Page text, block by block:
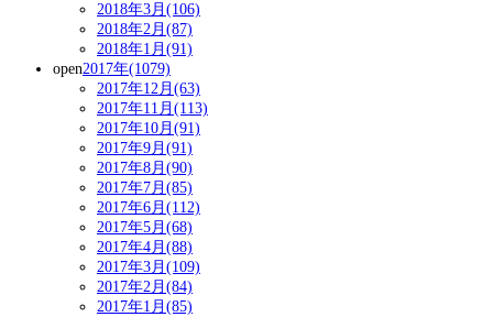
2018年3月(106)
2018年2月(87)
2018年1月(91)
open2017年(1079)
2017年12月(63)
2017年11月(113)
2017年10月(91)
2017年9月(91)
2017年8月(90)
2017年7月(85)
2017年6月(112)
2017年5月(68)
2017年4月(88)
2017年3月(109)
2017年2月(84)
2017年1月(85)